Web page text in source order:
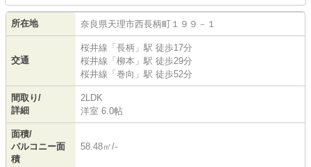
所在地 奈良県天理市西長柄町 １９９－１
交通
桜井線 「 長柄 」駅 徒歩17分
桜井線 「 柳本 」駅 徒歩29分
桜井線 「 巻向 」駅 徒歩52分
間取り/
詳細
2LDK
洋室 6.0帖
面積/
バルコニー面
積
58.48㎡/-